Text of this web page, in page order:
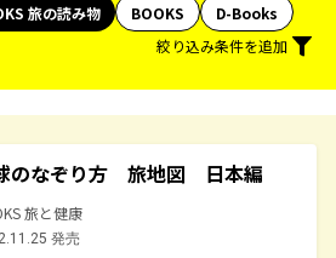
旅の読み物 BOOKS
D-Books
絞り込み条件を追加
のなぞり方 旅地図 日本編
旅と健康
発売